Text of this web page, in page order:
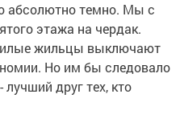
абсолютно темно. Мы с
этажа на чердак.
жильцы выключают
Но им бы следовало
друг тех, кто